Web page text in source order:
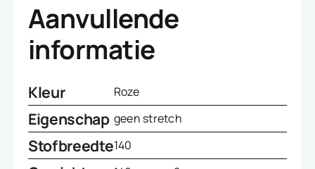
Aanvullende
informatie
Kleur Roze
Eigenschap geen stretch
Stofbreedte140